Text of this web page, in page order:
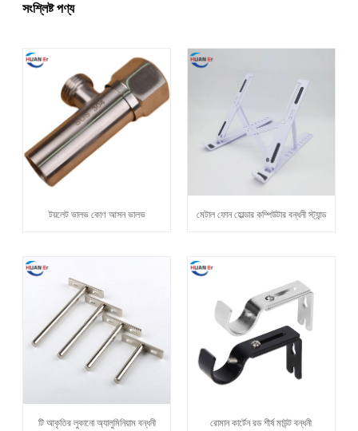
সংশ্লিষ্ট পণ্য
টয়লেট ভালভ কোণ আসন ভালভ মেটাল ফোন হোল্ডার কম্পিউটার বন্ধনী স্ট্যান্ড
টি আকৃতির লুকানো অ্যালুমিনিয়াম বন্ধনী রোমান কার্টেন রড শীর্ষ মাউন্ট বন্ধনী